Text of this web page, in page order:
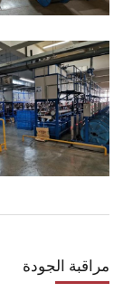
مراقبة الجودة